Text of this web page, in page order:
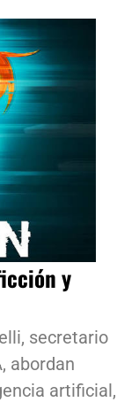
y
secretario
abordan
artificial,